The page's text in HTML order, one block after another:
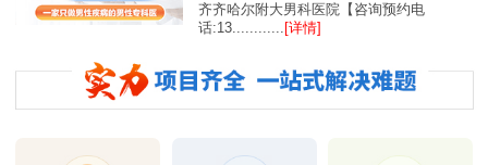
齐齐哈尔附大男科医院【咨询预约电
话:13............
[详情]